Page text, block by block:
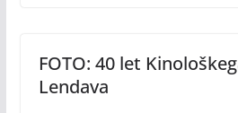
FOTO: 40 let
Lendava